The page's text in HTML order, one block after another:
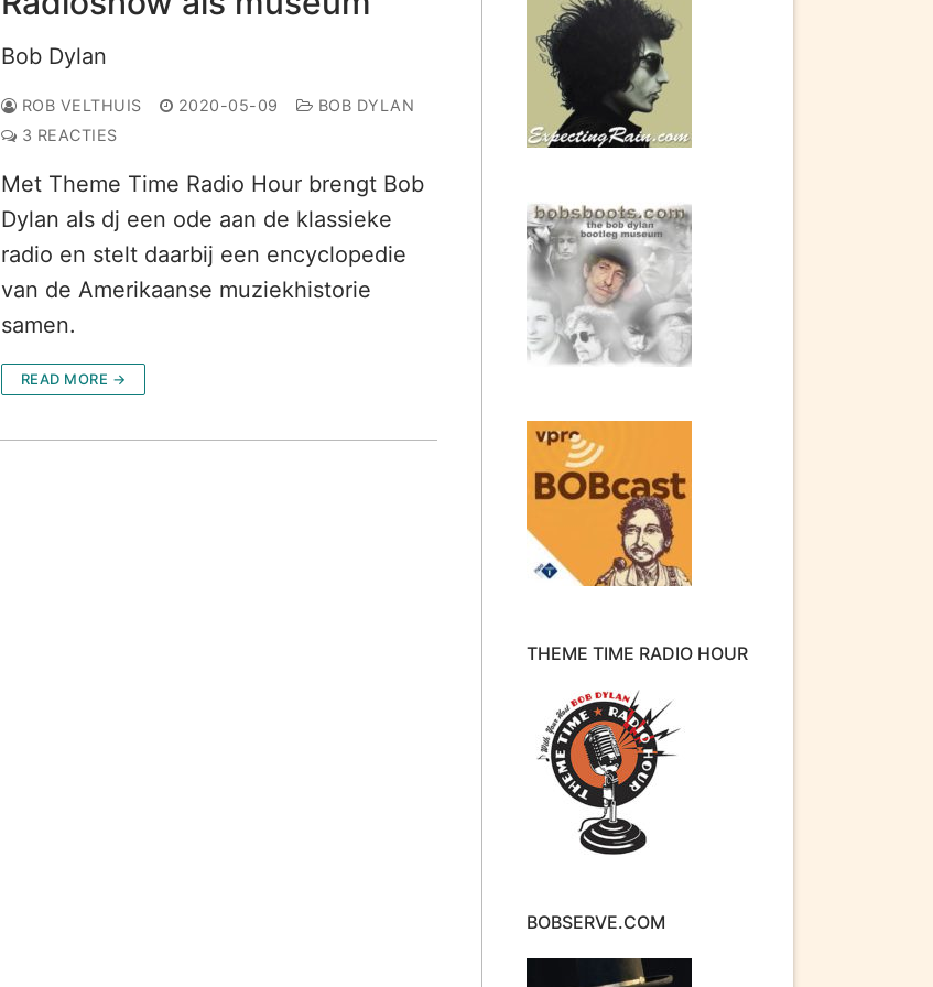
Bob Dylan
ROB VELTHUIS 2020-05-09
BOB DYLAN
3 REACTIES
Met Theme Time Radio Hour brengt Bob
Dylan als dj een ode aan de klassieke
radio en stelt daarbij een encyclopedie
van de Amerikaanse muziekhistorie
samen.
READ MORE →
THEME TIME RADIO HOUR
BOBSERVE.COM